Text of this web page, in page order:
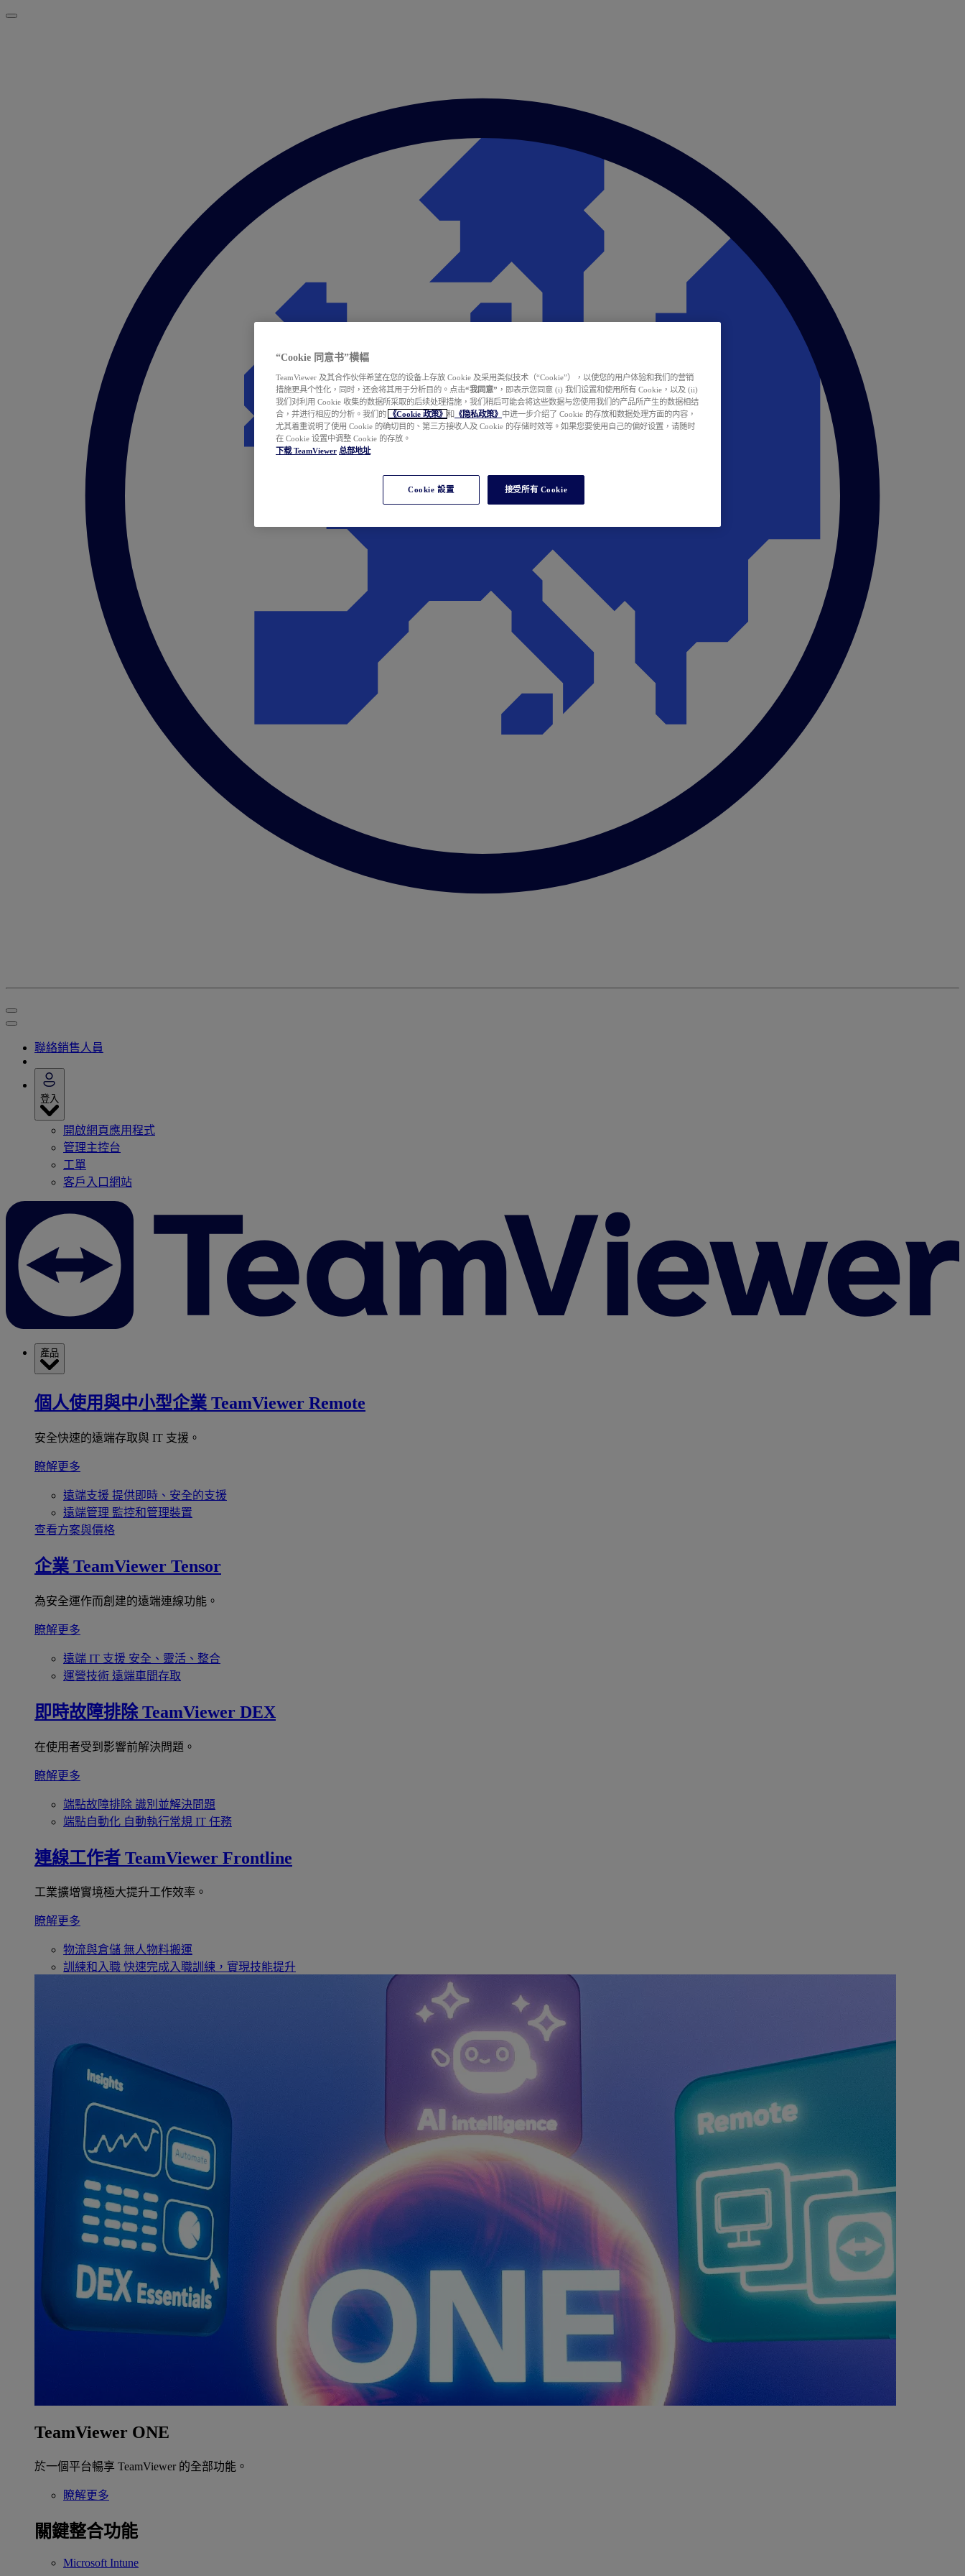
聯絡銷售人員
登入
開啟網頁應用程式
管理主控台
工單
客戶入口網站
產品
個人使用與中小型企業 TeamViewer Remote
安全快速的遠端存取與 IT 支援。
瞭解更多
遠端支援 提供即時、安全的支援
遠端管理 監控和管理裝置
查看方案與價格
企業 TeamViewer Tensor
為安全運作而創建的遠端連線功能。
瞭解更多
遠端 IT 支援 安全、靈活、整合
運營技術 遠端車間存取
即時故障排除 TeamViewer DEX
在使用者受到影響前解決問題。
瞭解更多
端點故障排除 識別並解決問題
端點自動化 自動執行常規 IT 任務
連線工作者 TeamViewer Frontline
工業擴增實境極大提升工作效率。
瞭解更多
物流與倉儲 無人物料搬運
訓練和入職 快速完成入職訓練，實現技能提升
TeamViewer ONE
於一個平台暢享 TeamViewer 的全部功能。
瞭解更多
關鍵整合功能
Microsoft Intune
“Cookie 同意书”横幅
TeamViewer 及其合作伙伴希望在您的设备上存放 Cookie 及采用类似技术（“Cookie”），以使您的用户体验和我们的营销
措施更具个性化，同时，还会将其用于分析目的。点击“我同意” ，即表示您同意 (i) 我们设置和使用所有 Cookie，以及 (ii)
我们对利用 Cookie 收集的数据所采取的后续处理措施，我们稍后可能会将这些数据与您使用我们的产品所产生的数据相结
合，并进行相应的分析。我们的
《Cookie 政策》 和 《隐私政策》 中进一步介绍了 Cookie 的存放和数据处理方面的内容，
尤其着重说明了使用 Cookie 的确切目的、第三方接收人及 Cookie 的存储时效等。如果您要使用自己的偏好设置，请随时
在 Cookie 设置中调整 Cookie 的存放。
下载 TeamViewer 总部地址
Cookie 設置 接受所有 Cookie